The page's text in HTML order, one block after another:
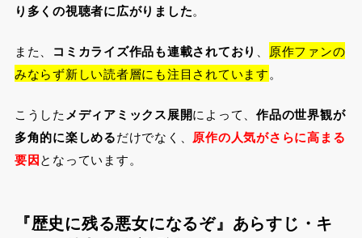
り多くの視聴者に広がりました。
また、 コミカライズ作品も連載されており 、 原作ファンの
みならず新しい読者層にも注目されています。
こうしたメディアミックス展開によって、作品の世界観が
多角的に楽しめるだけでなく、 原作の人気がさらに高まる
要因となっています。
『歴史に残る悪女になるぞ』あらすじ・キ